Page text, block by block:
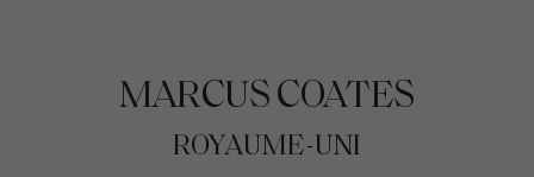
MARCUS COATES
ROYAUME-UNI